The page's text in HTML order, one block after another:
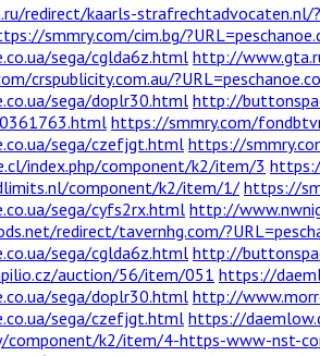
redirect/kaarls-strafrechtadvocaten.nl/
smmry.com/cim.bg/
sega/cglda6z.html http://
crspublicity.com.au/
sega/doplr30.html http://
https://smmry.com/
sega/czefjgt.html https://
index.php/component/k2/item/3
component/k2/item/1/ https://
sega/cyfs2rx.html http://
redirect/tavernhg.com/
sega/cglda6z.html http://
auction/56/item/051 https://
sega/doplr30.html http://
sega/czefjgt.html https://
k2/item/4-https-www-nst-